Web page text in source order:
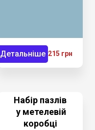
Детальніше 215 грн
Набір пазлів
у метелевій
коробці